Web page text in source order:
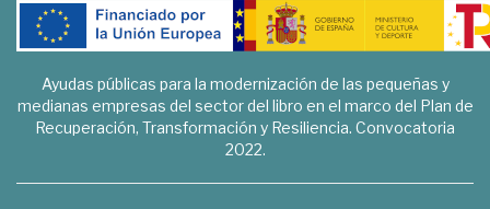
Ayudas públicas para la modernización de las pequeñas y
medianas empresas del sector del libro en el marco del Plan de
Recuperación, Transformación y Resiliencia. Convocatoria
2022.